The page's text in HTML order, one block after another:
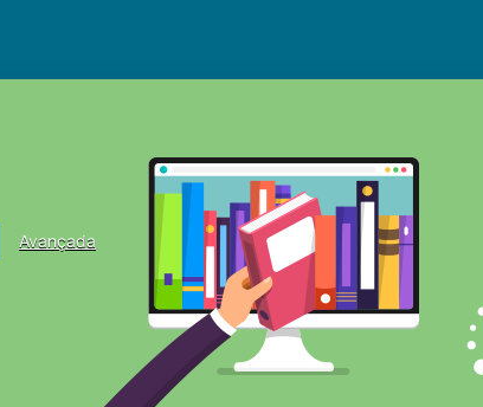
Avançada